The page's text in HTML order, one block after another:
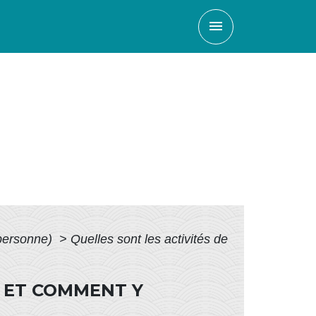
menu
> Quelles sont les activités de
COMMENT Y